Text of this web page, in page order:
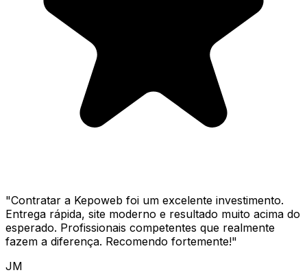
"Contratar a Kepoweb foi um excelente investimento.
Entrega rápida, site moderno e resultado muito acima do
esperado. Profissionais competentes que realmente
fazem a diferença. Recomendo fortemente!"
JM